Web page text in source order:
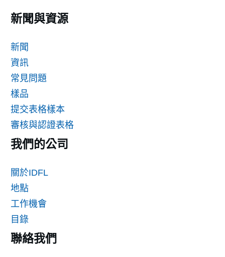
新聞與資源
新聞
資訊
常見問題
樣品
提交表格樣本
審核與認證表格
我們的公司
關於IDFL
地點
工作機會
目錄
聯絡我們